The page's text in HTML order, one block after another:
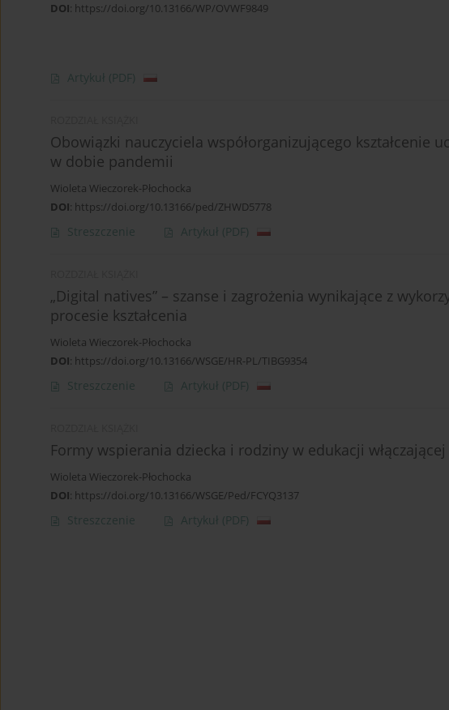
DOI: https://doi.org/10.13166/WP/OVWF9849
Artykuł (PDF)
Obowiązki nauczyciela współorganizującego kształcenie
w dobie pandemii
Wioleta Wieczorek-Płochocka
DOI: https://doi.org/10.13166/ped/ZHWD5778
Streszczenie Artykuł (PDF)
„Digital natives” – szanse i zagrożenia wynikające z
procesie kształcenia
Wioleta Wieczorek-Płochocka
DOI: https://doi.org/10.13166/WSGE/HR-PL/TIBG9354
Streszczenie Artykuł (PDF)
Formy wspierania dziecka i rodziny w edukacji włączającej
Wioleta Wieczorek-Płochocka
DOI: https://doi.org/10.13166/WSGE/Ped/FCYQ3137
Streszczenie Artykuł (PDF)